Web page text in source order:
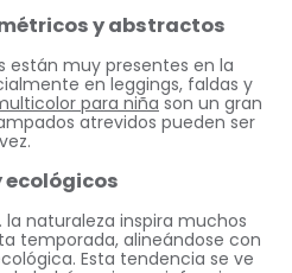
y abstractos
están muy presentes en la
en leggings, faldas y
para niña son un gran
atrevidos pueden ser
ecológicos
la naturaleza inspira muchos
temporada, alineándose con
Esta tendencia se ve